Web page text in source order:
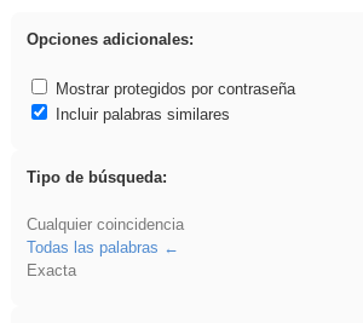
Opciones adicionales:
Mostrar protegidos por contraseña
Incluir palabras similares
Tipo de búsqueda:
Cualquier coincidencia
Todas las palabras
Exacta